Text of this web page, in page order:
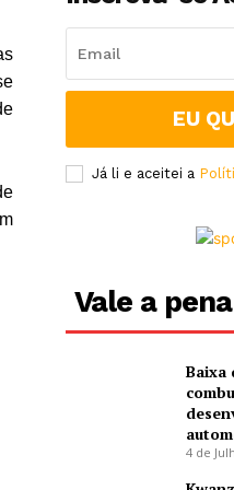
EU
Já li e aceitei a
Vale a
Baixa
4 de